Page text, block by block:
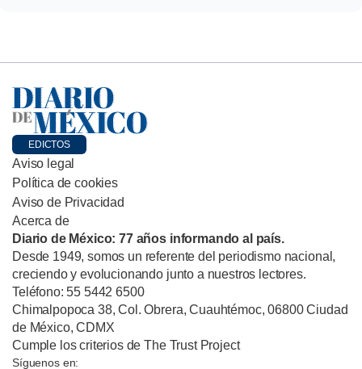
EDICTOS
Aviso legal
Política de cookies
Aviso de Privacidad
Acerca de
Diario de México: 77 años informando al país.
Desde 1949, somos un referente del periodismo nacional,
creciendo y evolucionando junto a nuestros lectores.
Teléfono: 55 5442 6500
Chimalpopoca 38, Col. Obrera, Cuauhtémoc, 06800 Ciudad
de México, CDMX
Cumple los criterios de The Trust Project
Síguenos en: